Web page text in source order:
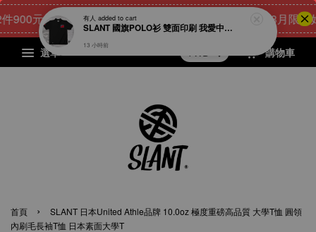
元 點我 立即購 24 天 [8月限量好
選單 購物車
首頁 ›
SLANT 日本United Athle品牌 10.0oz 極度重磅高品質 大學T恤 圓領
內刷毛長袖T恤 日本素面大學T